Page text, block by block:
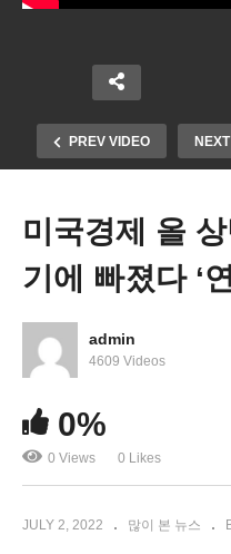
PREV VIDEO
기해도 된다’
미국경제 올
기에 빠졌다 ‘
admin
4609 Videos
0%
0 Views 0 Likes
JULY 2, 2022 많이 본 뉴스